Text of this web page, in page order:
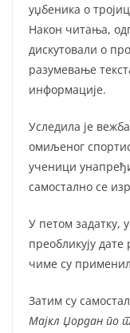
уџбеника о
Након читања,
дискутовали о
разумевање
информације.
Уследила је
омиљеног
ученици
самостално се
У петом задатку,
преобликују
чиме су
Затим су
Мајкл Џордан по